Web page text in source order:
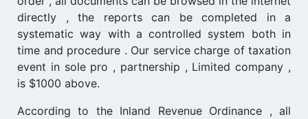
directly , the reports can be completed in a
systematic way with a controlled system both in
time and procedure . Our service charge of taxation
event in sole pro , partnership , Limited company ,
is $1000 above.
According to the Inland Revenue Ordinance , all